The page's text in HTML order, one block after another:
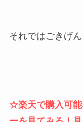
それではごきげん
☆楽天で購入可能